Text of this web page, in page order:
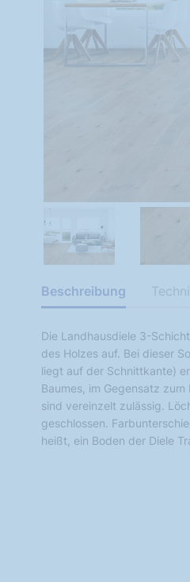
Beschreibung
Die Landhausdiele 3-
des Holzes auf. Bei dieser
liegt auf der Schnittkante)
Baumes, im Gegensatz
sind vereinzelt zulässig.
geschlossen.
heißt, ein Boden der Diele